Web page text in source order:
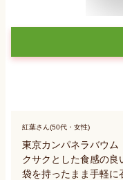
紅葉さん(50代・女性)
東京カンパネラバウム
クサクとした食感の良
袋を持ったまま手軽に